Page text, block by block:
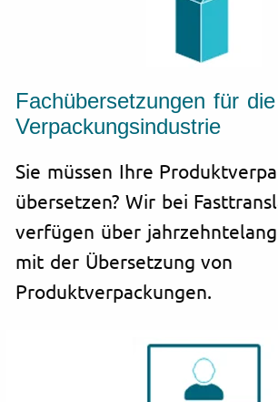
Fachübersetzungen für die
Verpackungs­industrie
Sie müssen Ihre
übersetzen? Wir bei
verfügen über
mit der Übersetzung von
Produktverpackungen.